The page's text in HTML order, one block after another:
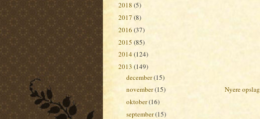
Nyere opslag
2018 (5)
2017 (8)
2016 (37)
2015 (85)
2014(124)
▼ 2013 (149)
december(15)
november(15)
oktober(16)
september(15)